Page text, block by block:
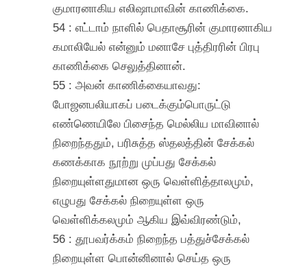
குமாரனாகிய எலிஷாமாவின் காணிக்கை.
54 : எட்டாம் நாளில் பெதாசூரின் குமாரனாகிய
கமாலியேல் என்னும் மனாசே புத்திரரின் பிரபு
காணிக்கை செலுத்தினான்.
55 : அவன் காணிக்கையாவது:
போஜனபலியாகப் படைக்கும்பொருட்டு
எண்ணெயிலே பிசைந்த மெல்லிய மாவினால்
நிறைந்ததும், பரிசுத்த ஸ்தலத்தின் சேக்கல்
கணக்காக நூற்று முப்பது சேக்கல்
நிறையுள்ளதுமான ஒரு வெள்ளித்தாலமும்,
எழுபது சேக்கல் நிறையுள்ள ஒரு
வெள்ளிக்கலமும் ஆகிய இவ்விரண்டும்,
56 : தூபவர்க்கம் நிறைந்த பத்துச்சேக்கல்
நிறையுள்ள பொன்னினால் செய்த ஒரு